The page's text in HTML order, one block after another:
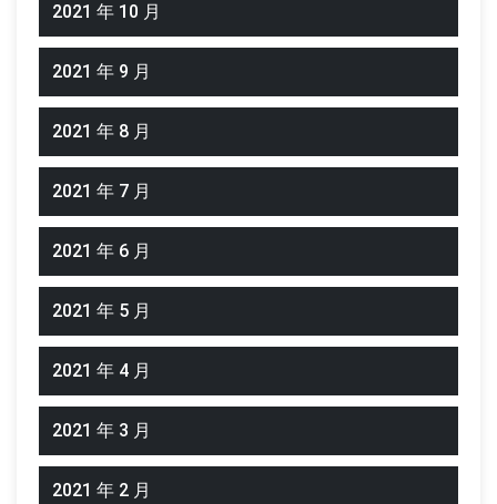
2021 年 10 月
2021 年 9 月
2021 年 8 月
2021 年 7 月
2021 年 6 月
2021 年 5 月
2021 年 4 月
2021 年 3 月
2021 年 2 月